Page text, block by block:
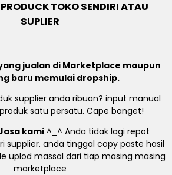
TOKO SENDIRI ATAU
SUPLIER
jualan di Marketplace maupun
baru memulai dropship.
supplier anda ribuan? input manual
satu persatu. Cape banget!
kami ^_^ Anda tidak lagi repot
supplier. anda tinggal copy paste hasil
uplod massal dari tiap masing masing
marketplace